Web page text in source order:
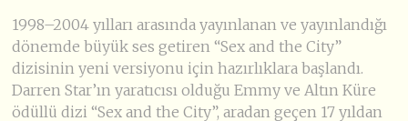
1998–2004 yılları arasında yayınlanan ve yayınlandığı
dönemde büyük ses getiren “Sex and the City”
dizisinin yeni versiyonu için hazırlıklara başlandı.
Darren Star’ın yaratıcısı olduğu Emmy ve Altın Küre
ödüllü dizi “Sex and the City”, aradan geçen 17 yıldan